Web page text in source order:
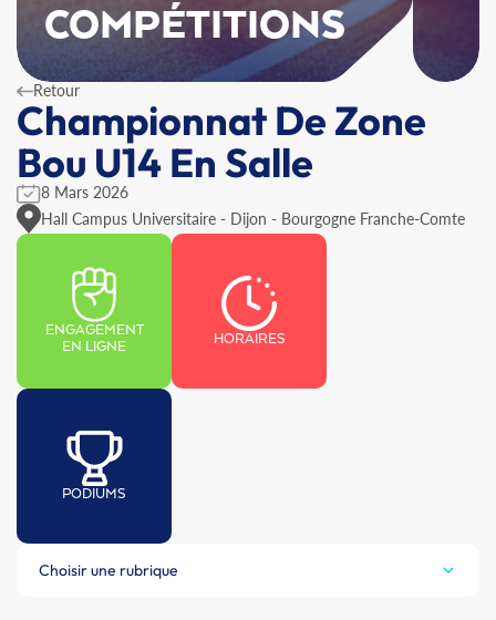
COMPÉTITIONS
Retour
Championnat De Zone
Bou U14 En Salle
8 Mars 2026
Hall Campus Universitaire - Dijon - Bourgogne Franche-Comte
ENGAGEMENT
EN LIGNE
HORAIRES
PODIUMS
Choisir une rubrique